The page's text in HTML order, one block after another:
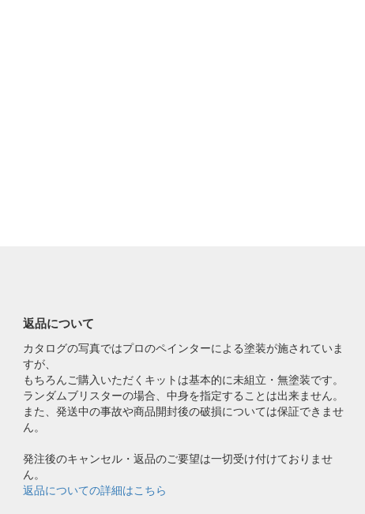
返品について
カタログの写真ではプロのペインターによる塗装が施されていま
すが、
もちろんご購入いただくキットは基本的に未組立・無塗装です。
ランダムブリスターの場合、中身を指定することは出来ません。
また、発送中の事故や商品開封後の破損については保証できませ
ん。
発注後のキャンセル・返品のご要望は一切受け付けておりませ
ん。
返品についての詳細はこちら